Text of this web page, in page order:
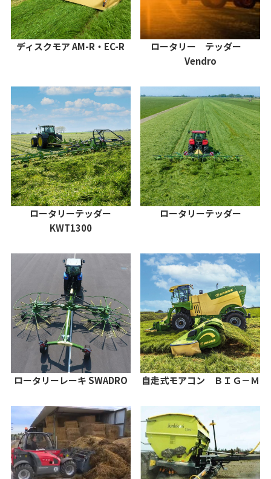
ディスクモア AM-R・EC-R
ロータリー テッダー
Vendro
ロータリーテッダー
KWT1300
ロータリーテッダー
ロータリーレーキ SWADRO 自走式モアコン ＢＩＧ－Ｍ